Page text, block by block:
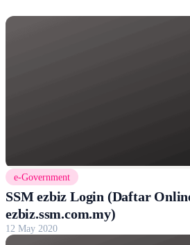
e-Government
SSM ezbiz Login (Daftar
ezbiz.ssm.com.my)
12 May 2020